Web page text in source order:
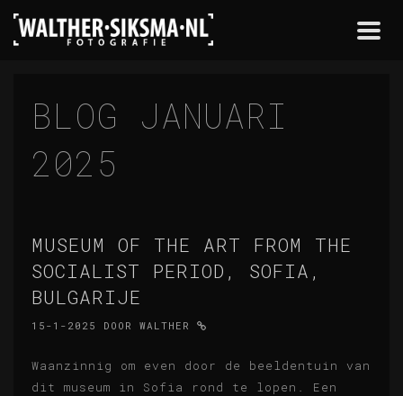
BLOG JANUARI
2025
MUSEUM OF THE ART FROM THE
SOCIALIST PERIOD, SOFIA,
BULGARIJE
15-1-2025 DOOR WALTHER
Waanzinnig om even door de beeldentuin van
dit museum in Sofia rond te lopen. Een